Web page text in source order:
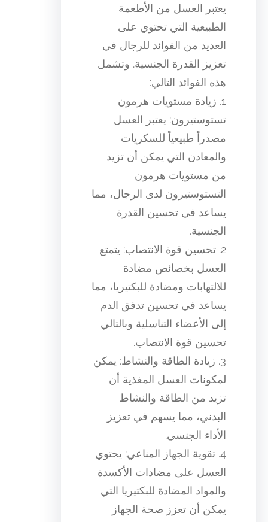
يعتبر العسل من الأطعمة
الطبيعية التي تحتوي على
العديد من الفوائد للرجال في
تعزيز القدرة الجنسية. وتشمل
هذه الفوائد التالي:
1. زيادة مستويات هرمون
تستوستيرون: يعتبر العسل
مصدراً طبيعياً للسكريات
والمعادن التي يمكن أن تزيد
من مستويات هرمون
التستوستيرون لدى الرجال، مما
يساعد في تحسين القدرة
الجنسية.
2. تحسين قوة الانتصاب: يتمتع
العسل بخصائص مضادة
للالتهابات ومضادة للبكتيريا، مما
يساعد في تحسين تدفق الدم
إلى الأعضاء التناسلية وبالتالي
تحسين قوة الانتصاب.
3. زيادة الطاقة والنشاط: يمكن
لمكونات العسل المغذية أن
تزيد من الطاقة والنشاط
البدني، مما يسهم في تعزيز
الأداء الجنسي.
4. تقوية الجهاز المناعي: يحتوي
العسل على مضادات الأكسدة
والمواد المضادة للبكتيريا التي
يمكن أن تعزز صحة الجهاز